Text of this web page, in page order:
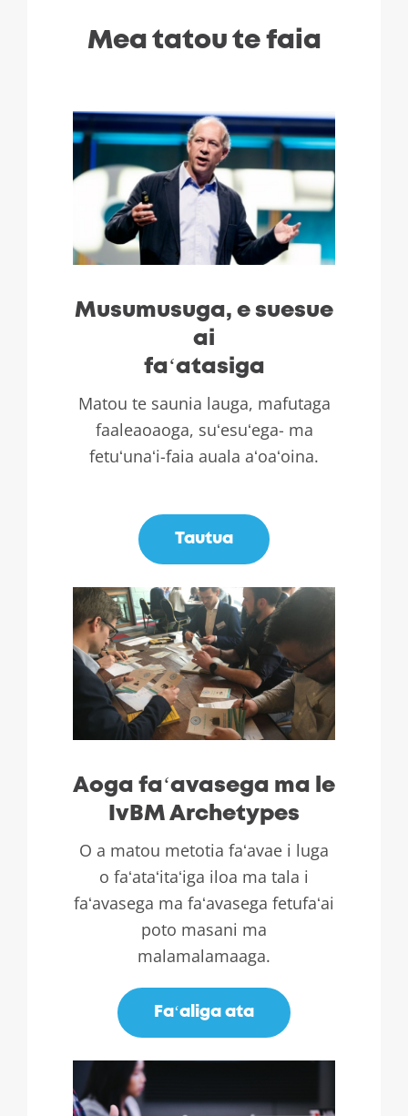
Mea tatou te faia
Musumusuga, e suesue
ai
faʻatasiga
Matou te saunia lauga, mafutaga
faaleaoaoga, suʻesuʻega- ma
fetuʻunaʻi-faia auala aʻoaʻoina.
Tautua
Aoga faʻavasega ma le
IvBM Archetypes
O a matou metotia faʻavae i luga
o faʻataʻitaʻiga iloa ma tala i
faʻavasega ma faʻavasega fetufaʻai
poto masani ma
malamalamaaga.
Faʻaliga ata